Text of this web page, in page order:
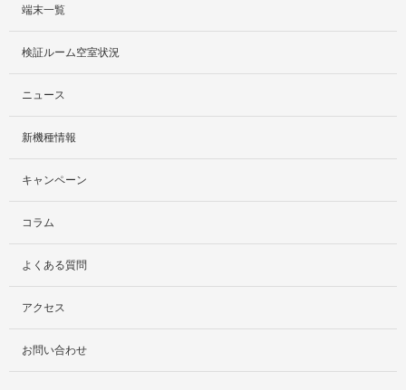
サービス紹介
社外貸出プラン
検証ルーム
料金プラン
レンタルルームプラン
お手軽検証パック
端末一覧
検証ルーム空室状況
ニュース
新機種情報
キャンペーン
コラム
よくある質問
アクセス
お問い合わせ